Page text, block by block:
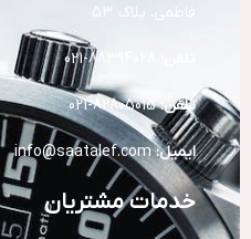
فاطمی، پلاک 53
تلفن:82805015-021
ایمیل: info@saatalef.com
خدمات مشتریان